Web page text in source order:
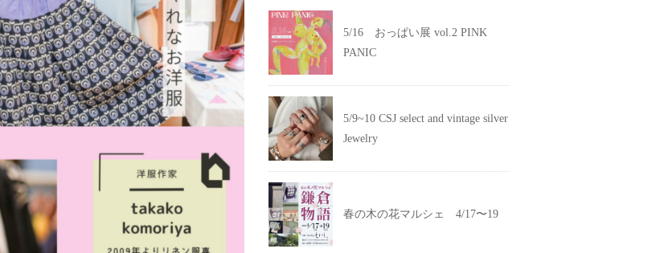
5/16 おっぱい展 vol.2 PINK
PANIC
5/9~10 CSJ select and vintage silver
Jewelry
春の木の花マルシェ 4/17〜19